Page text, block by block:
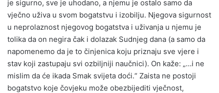
je sigurno, sve je uhodano, a njemu je ostalo samo da
vječno uživa u svom bogatstvu i izobilju. Njegova sigurnost
u neprolaznost njegovog bogatstva i uživanja u njemu je
tolika da on negira čak i dolazak Sudnjeg dana (a samo da
napomenemo da je to činjenica koju priznaju sve vjere i
stav koji zastupaju svi ozbiljniji naučnici). On kaže: „…i ne
mislim da će ikada Smak svijeta doći.“ Zaista ne postoji
bogatstvo koje čovjeku može obezbijediti vječnost,